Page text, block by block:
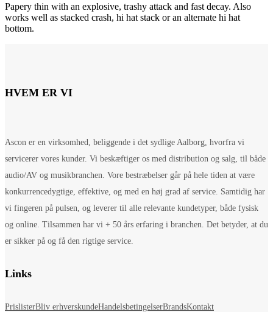
Papery thin with an explosive, trashy attack and fast decay. Also
works well as stacked crash, hi hat stack or an alternate hi hat
bottom.
HVEM ER VI
Ascon er en virksomhed, beliggende i det sydlige Aalborg, hvorfra vi
servicerer vores kunder. Vi beskæftiger os med distribution og salg, til både
audio/AV og musikbranchen. Vore bestræbelser går på hele tiden at være
konkurrencedygtige, effektive, og med en høj grad af service. Samtidig har
vi fingeren på pulsen, og leverer til alle relevante kundetyper, både fysisk
og online. Tilsammen har vi + 50 års erfaring i branchen. Det betyder, at du
er sikker på og få den rigtige service.
Links
PrislisterBliv erhverskundeHandelsbetingelserBrandsKontakt